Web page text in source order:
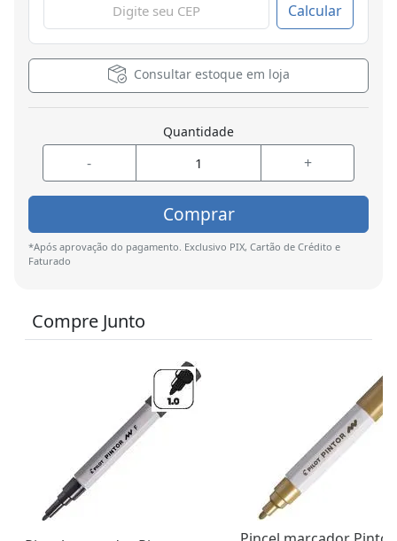
Calcular
Consultar estoque em loja
Quantidade
- +
Comprar
*Após aprovação do pagamento. Exclusivo PIX, Cartão de Crédito e
Faturado
Compre Junto